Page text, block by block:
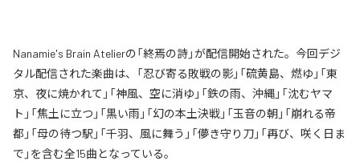
Nanamie's Brain Atelierの「終焉の詩」が配信開始された。今回デジ
タル配信された楽曲は、「忍び寄る敗戦の影」「硫黄島、燃ゆ」「東
京、夜に焼かれて」「神風、空に消ゆ」「鉄の雨、沖縄」「沈むヤマ
ト」「焦土に立つ」「黒い雨」「幻の本土決戦」「玉音の朝」「崩れる帝
都」「母の待つ駅」「千羽、風に舞う」「儚き守り刀」「再び、咲く日ま
で」を含む全15曲となっている。